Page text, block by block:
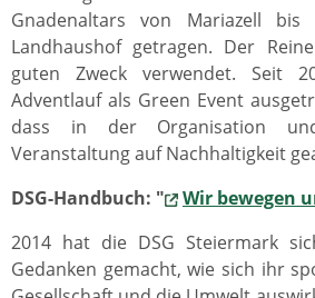
Gnadenaltars von Mariazell
Landhaushof getragen. Der
guten Zweck verwendet. Seit
Adventlauf als Green Event
dass in der Organisation
Veranstaltung auf Nachhaltigkeit
DSG-Handbuch: "
Wir bewegen
2014 hat die DSG Steiermark
Gedanken gemacht, wie sich ihr